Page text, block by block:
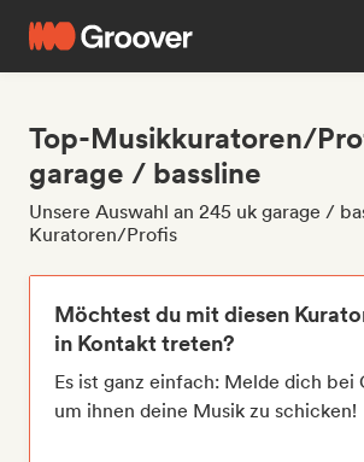
Top-Musikkuratoren/
garage / bassline
Unsere Auswahl an 245 uk garage /
Kuratoren/Profis
Möchtest du mit diesen
in Kontakt treten?
Es ist ganz einfach: Melde dich bei
um ihnen deine Musik zu schicken!